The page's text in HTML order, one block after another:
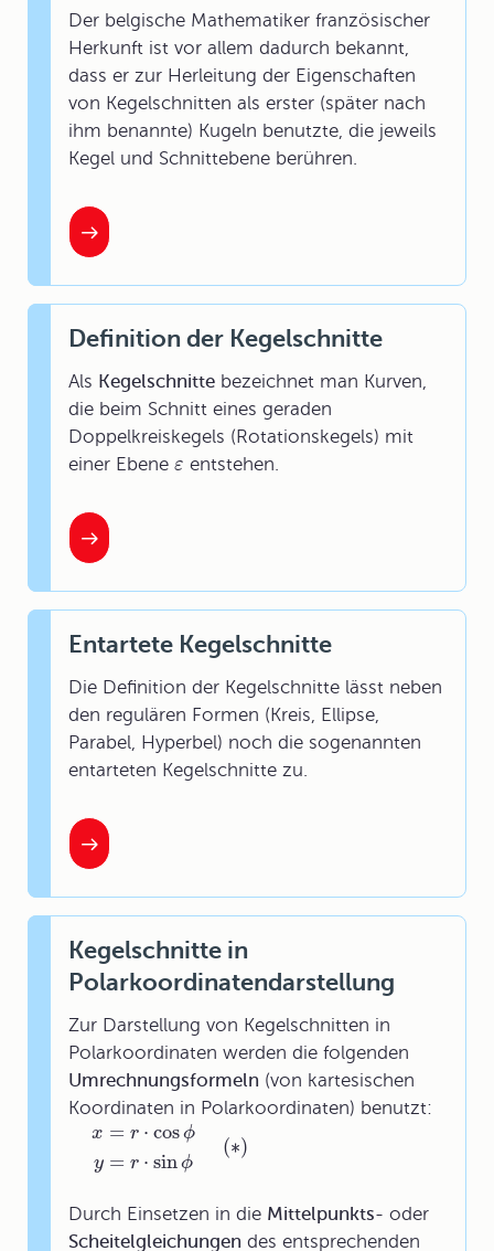
Der belgische Mathematiker französischer
Herkunft ist vor allem dadurch bekannt,
dass er zur Herleitung der Eigenschaften
von Kegelschnitten als erster (später nach
ihm benannte) Kugeln benutzte, die jeweils
Kegel und Schnittebene berühren.
Definition der Kegelschnitte
Als Kegelschnitte bezeichnet man Kurven,
die beim Schnitt eines geraden
Doppelkreiskegels (Rotationskegels) mit
einer Ebene ε entstehen.
Entartete Kegelschnitte
Die Definition der Kegelschnitte lässt neben
den regulären Formen (Kreis, Ellipse,
Parabel, Hyperbel) noch die sogenannten
entarteten Kegelschnitte zu.
Kegelschnitte in
Polarkoordinatendarstellung
Zur Darstellung von Kegelschnitten in
Polarkoordinaten werden die folgenden
Umrechnungsformeln (von kartesischen
Koordinaten in Polarkoordinaten) benutzt:
x = r ⋅ cos ϕ
y = r ⋅ sinϕ
(∗)
Durch Einsetzen in die Mittelpunkts- oder
Scheitelgleichungen des entsprechenden